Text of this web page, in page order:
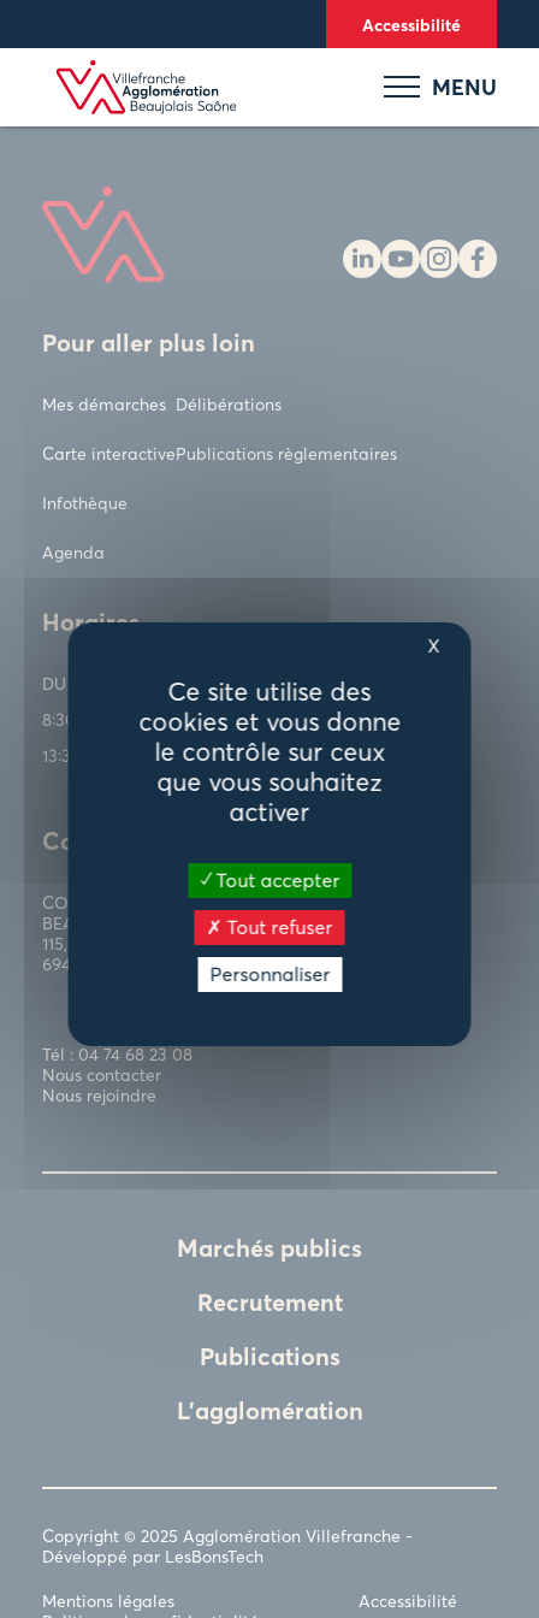
X
Ce site utilise des
cookies et vous donne
le contrôle sur ceux
que vous souhaitez
activer
Tout accepter
Tout refuser
Personnaliser
Accessibilité
MENU
Pour aller plus loin
Mes démarches
Carte interactive
Infothèque
Agenda
Délibérations
Publications règlementaires
Horaires
DU LUNDI AU VENDREDI
8:30 - 12:30
13:30 - 17:00
Contactez-nous
COMMUNAUTÉ D’AGGLOMÉRATION VILLEFRANCHE
BEAUJOLAIS SAÔNE
115, rue Paul Bert
69400 Villefranche-sur-Saône
Tél : 04 74 68 23 08
Nous contacter
Nous rejoindre
Marchés publics
Recrutement
Publications
L'agglomération
Copyright © 2025 Agglomération Villefranche -
Développé par LesBonsTech
Mentions légales
Accessibilité